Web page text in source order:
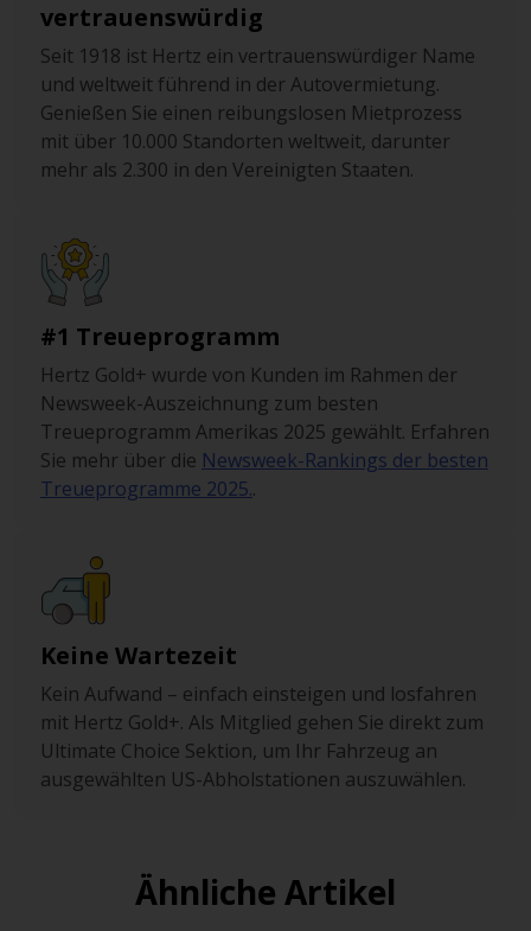
vertrauenswürdig
Seit 1918 ist Hertz ein vertrauenswürdiger Name
und weltweit führend in der Autovermietung.
Genießen Sie einen reibungslosen Mietprozess
mit über 10.000 Standorten weltweit, darunter
mehr als 2.300 in den Vereinigten Staaten.
#1 Treueprogramm
Hertz Gold+ wurde von Kunden im Rahmen der
Newsweek-Auszeichnung zum besten
Treueprogramm Amerikas 2025 gewählt. Erfahren
Sie mehr über die Newsweek-Rankings der besten
Treueprogramme 2025..
Keine Wartezeit
Kein Aufwand – einfach einsteigen und losfahren
mit Hertz Gold+. Als Mitglied gehen Sie direkt zum
Ultimate Choice Sektion, um Ihr Fahrzeug an
ausgewählten US-Abholstationen auszuwählen.
Ähnliche Artikel